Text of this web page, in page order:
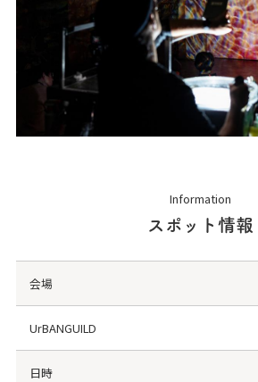
Information
スポット情報
会場
UrBANGUILD
日時